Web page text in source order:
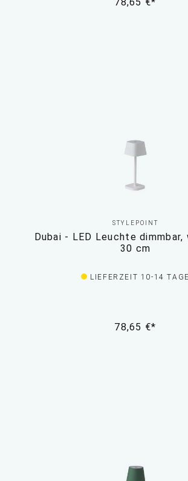
STYLEPOINT
Dubai - LED Leuchte dimmbar,
30 cm
LIEFERZEIT 10-14 TAGE
78,65 €*